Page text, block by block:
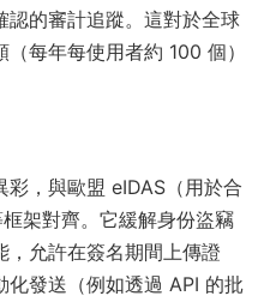
認的審計追蹤。這對於全球
每年每使用者約 100 個）
，與歐盟 eIDAS（用於合
架對齊。它緩解身份盜竊
，允許在簽名期間上傳證
發送（例如透過 API 的批